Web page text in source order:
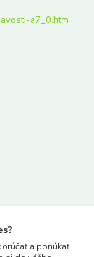
a7_0.htm
a ponúkať